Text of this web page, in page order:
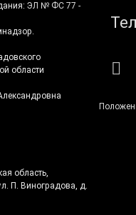
ЭЛ № ФС 77 -
области
область,
П. Виноградова, д.